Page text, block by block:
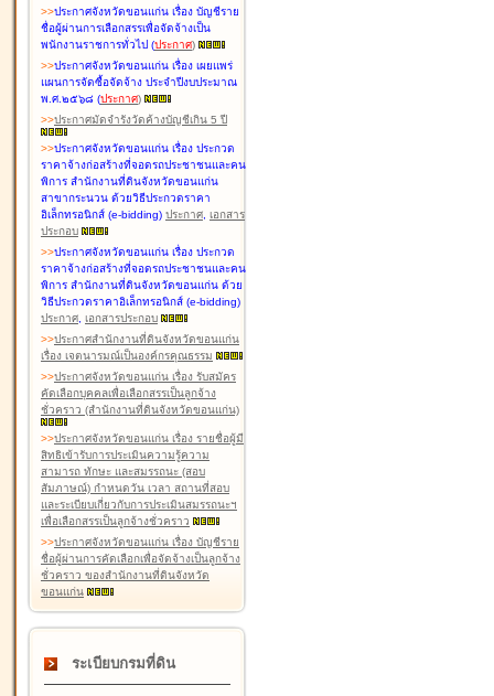
>>ประกาศจังหวัดขอนแก่น เรื่อง บัญชีราย
ชื่อผู้ผ่านการเลือกสรรเพื่อจัดจ้างเป็น
พนักงานราชการทั่วไป (ประกาศ)
>>ประกาศจังหวัดขอนแก่น เรื่อง เผยแพร่
แผนการจัดซื้อจัดจ้าง ประจำปีงบประมาณ
พ.ศ.๒๕๖๘ (ประกาศ)
>>ประกาศมัดจำรังวัดค้างบัญชีเกิน 5 ปี
>>ประกาศจังหวัดขอนแก่น เรื่อง ประกวด
ราคาจ้างก่อสร้างที่จอดรถประชาชนและคน
พิการ สำนักงานที่ดินจังหวัดขอนแก่น
สาขากระนวน ด้วยวิธีประกวดราคา
อิเล็กทรอนิกส์ (e-bidding) ประกาศ, เอกสาร
ประกอบ
>>ประกาศจังหวัดขอนแก่น เรื่อง ประกวด
ราคาจ้างก่อสร้างที่จอดรถประชาชนและคน
พิการ สำนักงานที่ดินจังหวัดขอนแก่น ด้วย
วิธีประกวดราคาอิเล็กทรอนิกส์ (e-bidding)
ประกาศ, เอกสารประกอบ
>>ประกาศสำนักงานที่ดินจังหวัดขอนแก่น
เรื่อง เจตนารมณ์เป็นองค์กรคุณธรรม
>>ประกาศจังหวัดขอนแก่น เรื่อง รับสมัคร
คัดเลือกบุคคลเพื่อเลือกสรรเป็นลูกจ้าง
ชั่วคราว (สำนักงานที่ดินจังหวัดขอนแก่น)
>>ประกาศจังหวัดขอนแก่น เรื่อง รายชื่อผู้มี
สิทธิเข้ารับการประเมินความรู้ความ
สามารถ ทักษะ และสมรรถนะ (สอบ
สัมภาษณ์) กำหนดวัน เวลา สถานที่สอบ
และระเบียบเกี่ยวกับการประเมินสมรรถนะฯ
เพื่อเลือกสรรเป็นลูกจ้างชั่วคราว
>>ประกาศจังหวัดขอนแก่น เรื่อง บัญชีราย
ชื่อผู้ผ่านการคัดเลือกเพื่อจัดจ้างเป็นลูกจ้าง
ชั่วคราว ของสำนักงานที่ดินจังหวัด
ขอนแก่น
ระเบียบกรมที่ดิน